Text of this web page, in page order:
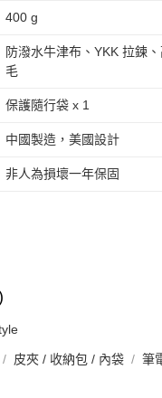
400 g
防潑水牛津布、YKK 拉鍊
毛
保護隨行袋 x 1
中國製造，美國設計
非人為損壞一年保固
皮夾 / 收納包 / 內袋
筆